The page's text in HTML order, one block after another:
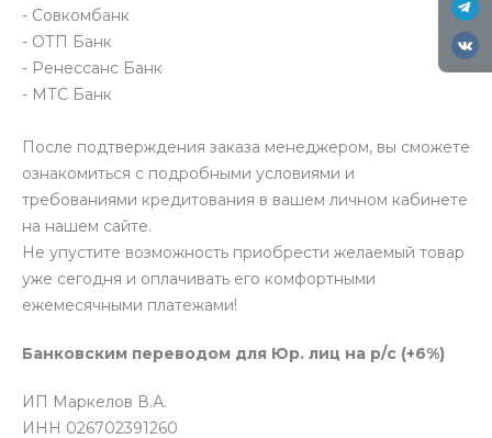
- Совкомбанк
- ОТП Банк
- Ренессанс Банк
- МТС Банк
После подтверждения заказа менеджером, вы сможете
ознакомиться с подробными условиями и
требованиями кредитования в вашем личном кабинете
на нашем сайте.
Не упустите возможность приобрести желаемый товар
уже сегодня и оплачивать его комфортными
ежемесячными платежами!
Банковским переводом для Юр. лиц на р/с (+6%)
ИП Маркелов В.А.
ИНН 026702391260